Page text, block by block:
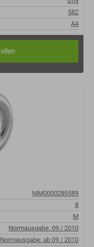
582
A4
MM0000289589
8
M
Normausgabe: 09 / 2010
Normausgabe: ab 09 / 2010